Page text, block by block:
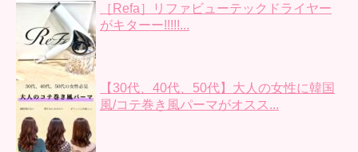
［Refa］リファビューテックドライヤー
がキターー!!!!!...
【30代、40代、50代】大人の女性に韓国
風/コテ巻き風パーマがオスス...